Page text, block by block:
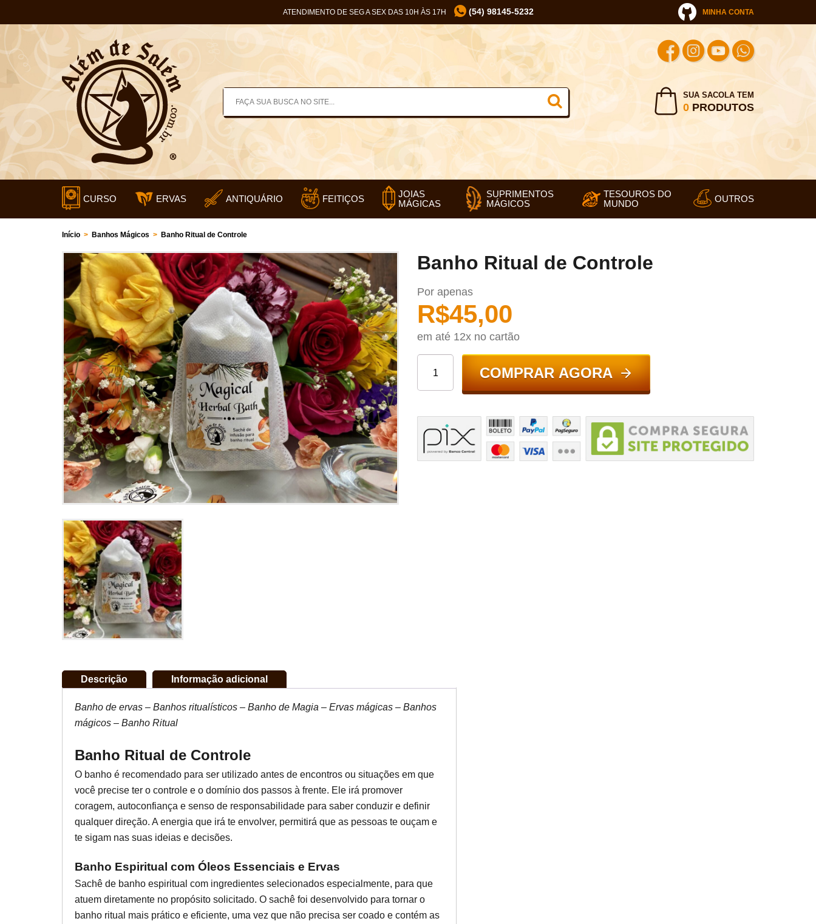
ATENDIMENTO DE SEG A SEX DAS 10H ÀS 17H (54) 98145-5232 MINHA CONTA
SUA SACOLA TEM
0PRODUTOS
CURSO ERVAS ANTIQUÁRIO FEITIÇOS
JOIAS
MÁGICAS
SUPRIMENTOS
MÁGICOS
TESOUROS DO
MUNDO
OUTROS
Início > Banhos Mágicos > Banho Ritual de Controle
Banho Ritual de Controle
Por apenas
R$45,00
em até 12x no cartão
COMPRAR AGORA
Descrição Informação adicional
Banho de ervas – Banhos ritualísticos – Banho de Magia – Ervas mágicas – Banhos
mágicos – Banho Ritual
Banho Ritual de Controle
O banho é recomendado para ser utilizado antes de encontros ou situações em que
você precise ter o controle e o domínio dos passos à frente. Ele irá promover
coragem, autoconfiança e senso de responsabilidade para saber conduzir e definir
qualquer direção. A energia que irá te envolver, permitirá que as pessoas te ouçam e
te sigam nas suas ideias e decisões.
Banho Espiritual com Óleos Essenciais e Ervas
Sachê de banho espiritual com ingredientes selecionados especialmente, para que
atuem diretamente no propósito solicitado. O sachê foi desenvolvido para tornar o
banho ritual mais prático e eficiente, uma vez que não precisa ser coado e contém as